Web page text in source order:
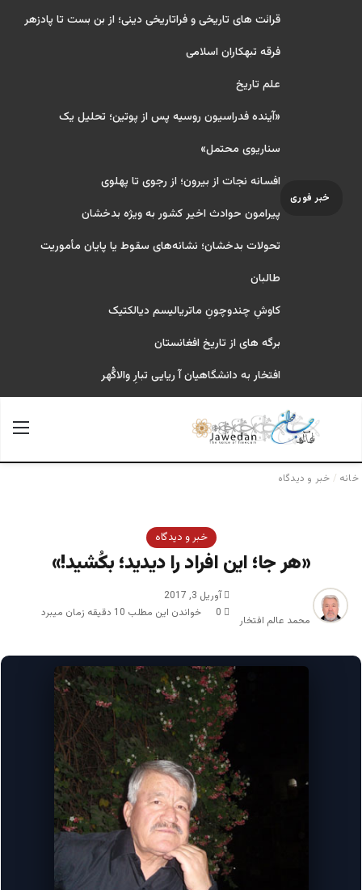
خبر فوری
قرائت های تاریخی و فراتاریخی دینی؛ از بن بست تا پادزهر
فرقه تبهکاران اسلامی
علم تاریخ
«آینده فدراسیون روسیه پس از پوتین؛ تحلیل یک
سناریوی محتمل»
افسانه نجات از بیرون؛ از رجوی تا پهلوی
پیرامون حوادث اخیر کشور به ویژه بدخشان
تحولات بدخشان؛ نشانه‌های سقوط یا پایان مأموریت
طالبان
کاوشِ چندو‌چونِ ماتریالیسم دیالکتیک
برگه های از تاریخ افغانستان
افتخار به دانشگاهیان آ ریایی تبارِ والاگُهر
جستجو برای
خانه / خبر و دیدگاه
خبر و دیدگاه
«هر جا؛ این افراد را دیدید؛ بکُشید!»
محمد عالم افتخار
آوریل 3, 2017
0
خواندن این مطلب 10 دقیقه زمان میبرد